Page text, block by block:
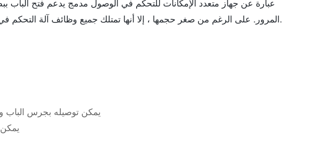
المرور. على الرغم من صغر حجمها ، إلا أنها تمتلك جميع وظائف آلة التحكم في الوصول المستقلة بالحجم الكامل.
يمكن توصيله بجرس الباب